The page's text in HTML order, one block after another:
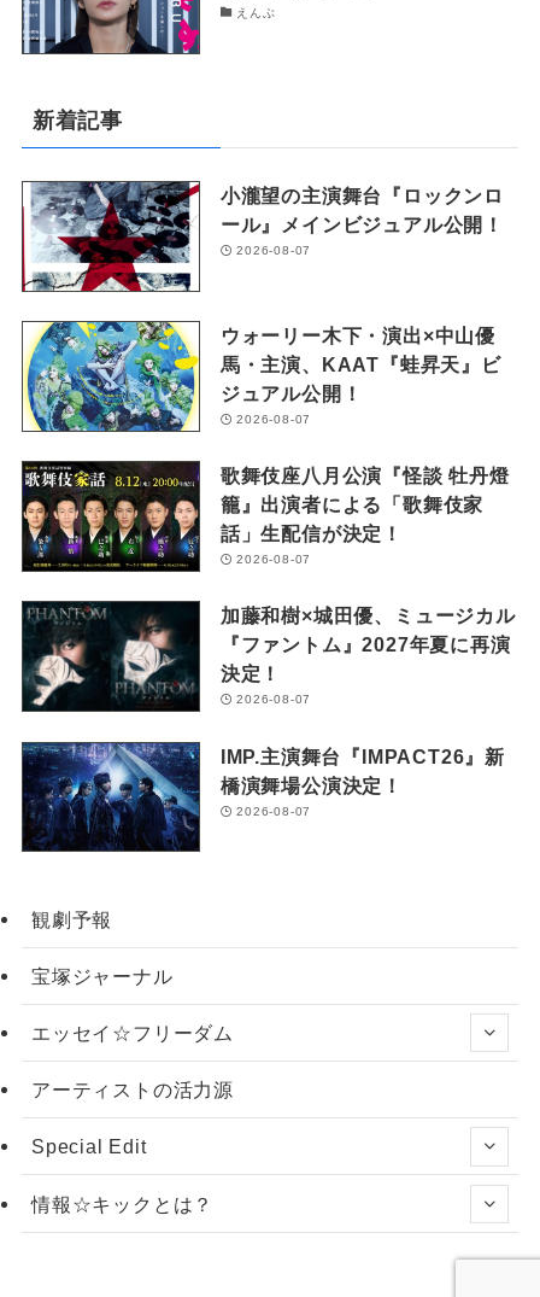
えんぶ
新着記事
小瀧望の主演舞台『ロックンロ
ール』メインビジュアル公開！
2026-08-07
ウォーリー木下・演出×中山優
馬・主演、KAAT『蛙昇天』ビ
ジュアル公開！
2026-08-07
歌舞伎座八月公演『怪談 牡丹燈
籠』出演者による「歌舞伎家
話」生配信が決定！
2026-08-07
加藤和樹×城田優、ミュージカル
『ファントム』2027年夏に再演
決定！
2026-08-07
IMP.主演舞台『IMPACT26』新
橋演舞場公演決定！
2026-08-07
観劇予報
宝塚ジャーナル
エッセイ☆フリーダム
アーティストの活力源
Special Edit
情報☆キックとは？